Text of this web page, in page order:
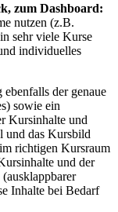
zum Dashboard:
nutzen (z.B.
sehr viele Kurse
individuelles
der genaue
sowie ein
Kursinhalte und
und das Kursbild
richtigen Kursraum
und der
Inhalte bei Bedarf